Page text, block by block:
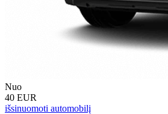
Nuo
40 EUR
išsinuomoti automobilį